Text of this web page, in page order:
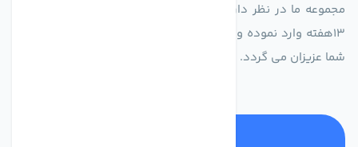
مجموعه ما در نظر دارد کالاهای تخصصی شما عزیزان رو در صرف
13هفته وارد نموده و این عمر باعث صرفه جویی در هزینه و زمان
شما عزیزان می گردد.